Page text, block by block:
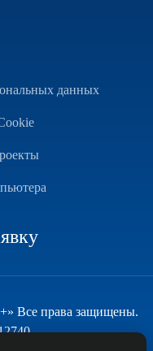
данных
Все права защищены.